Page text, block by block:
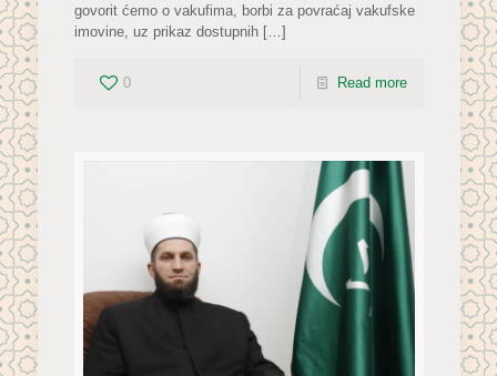
govorit ćemo o vakufima, borbi za povraćaj vakufske
imovine, uz prikaz dostupnih[…]
0 Read more